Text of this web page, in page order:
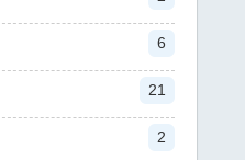
6
21
2